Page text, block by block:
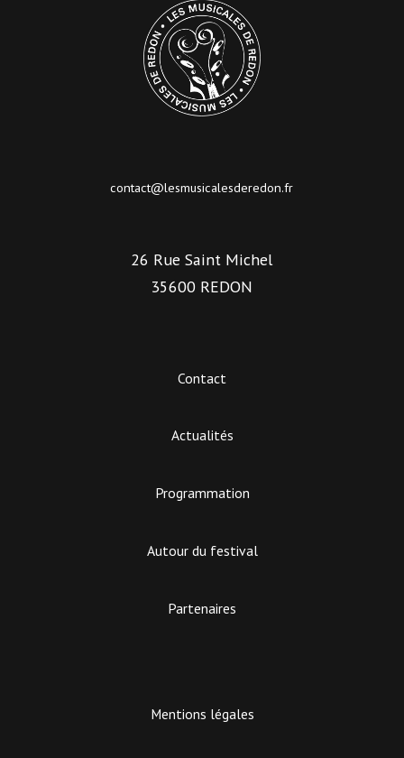
contact@lesmusicalesderedon.fr
26 Rue Saint Michel
35600 REDON
Contact
Actualités
Programmation
Autour du festival
Partenaires
Mentions légales